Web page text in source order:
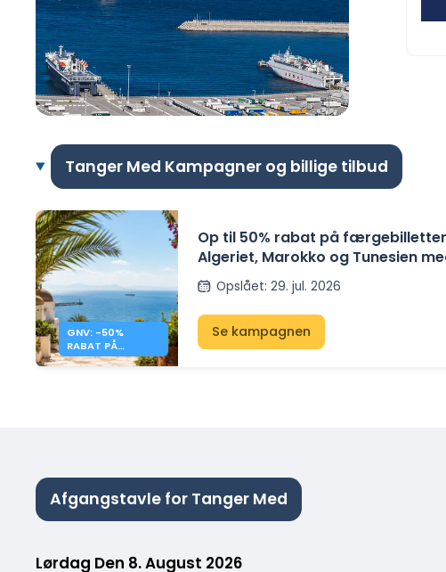
Tanger Med Kampagner og billige tilbud
GNV: -50%
RABAT PÅ
FÆRGER TIL
Op til 50% rabat på
Algeriet, Marokko og Tunesien
GNVOpslået: 29. jul. 2026
Se kampagnen
Afgangstavle for Tanger Med
Lørdag Den 8. August 2026